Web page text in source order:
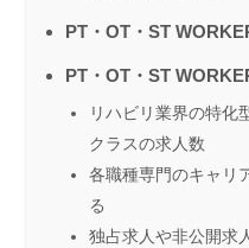
PT・OT・ST
PT・OT・ST
リハビリ業界の特化
クラスの求人数
各職種専門のキャリ
る
独占求人や非公開求